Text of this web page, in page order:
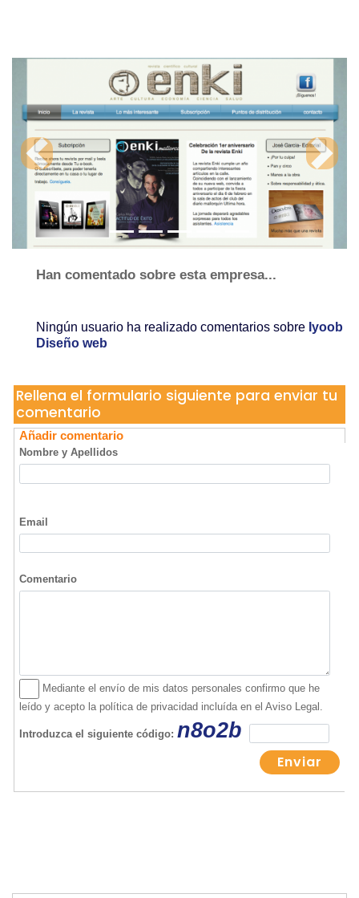
Previous Next
Han comentado sobre esta empresa...
Ningún usuario ha realizado comentarios sobre Iyoob
Diseño web